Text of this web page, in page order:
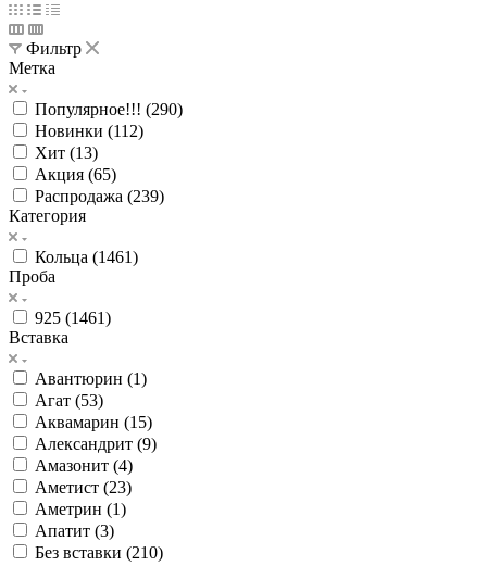
Фильтр
Метка
Популярное!!! (290)
Новинки (112)
Хит (13)
Акция (65)
Распродажа (239)
Категория
Кольца (1461)
Проба
925 (1461)
Вставка
Авантюрин (1)
Агат (53)
Аквамарин (15)
Александрит (9)
Амазонит (4)
Аметист (23)
Аметрин (1)
Апатит (3)
Без вставки (210)